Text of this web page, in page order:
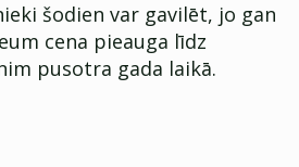
šodien var gavilēt, jo gan
cena pieauga līdz
pusotra gada laikā.